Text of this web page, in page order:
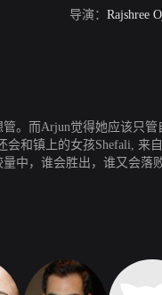
导演： Rajshree
。而Arjun觉得她应该只
会和镇上的女孩Shefali,
中，谁会胜出，谁又会